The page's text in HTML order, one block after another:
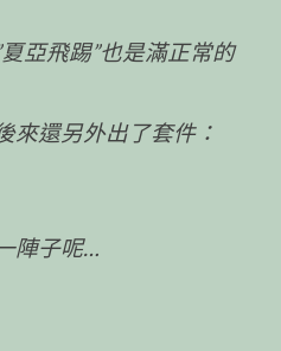
亞飛踢”也是滿正常的
來還另外出了套件：
陣子呢…